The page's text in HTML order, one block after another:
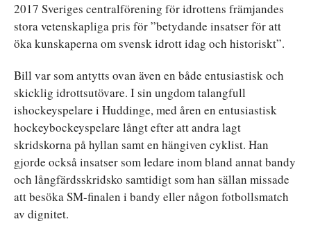
2017 Sveriges centralförening för idrottens främjandes
stora vetenskapliga pris för ”betydande insatser för att
öka kunskaperna om svensk idrott idag och historiskt”.
Bill var som antytts ovan även en både entusiastisk och
skicklig idrottsutövare. I sin ungdom talangfull
ishockeyspelare i Huddinge, med åren en entusiastisk
hockeybockeyspelare långt efter att andra lagt
skridskorna på hyllan samt en hängiven cyklist. Han
gjorde också insatser som ledare inom bland annat bandy
och långfärdsskridsko samtidigt som han sällan missade
att besöka SM-finalen i bandy eller någon fotbollsmatch
av dignitet.